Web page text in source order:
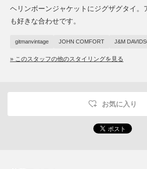
ヘリンボーンジャケットにジグザグタイ。
も好きな合わせです。
gitmanvintage JOHN COMFORT J&M
» このスタッフの他のスタイリングを見る
お気に入り